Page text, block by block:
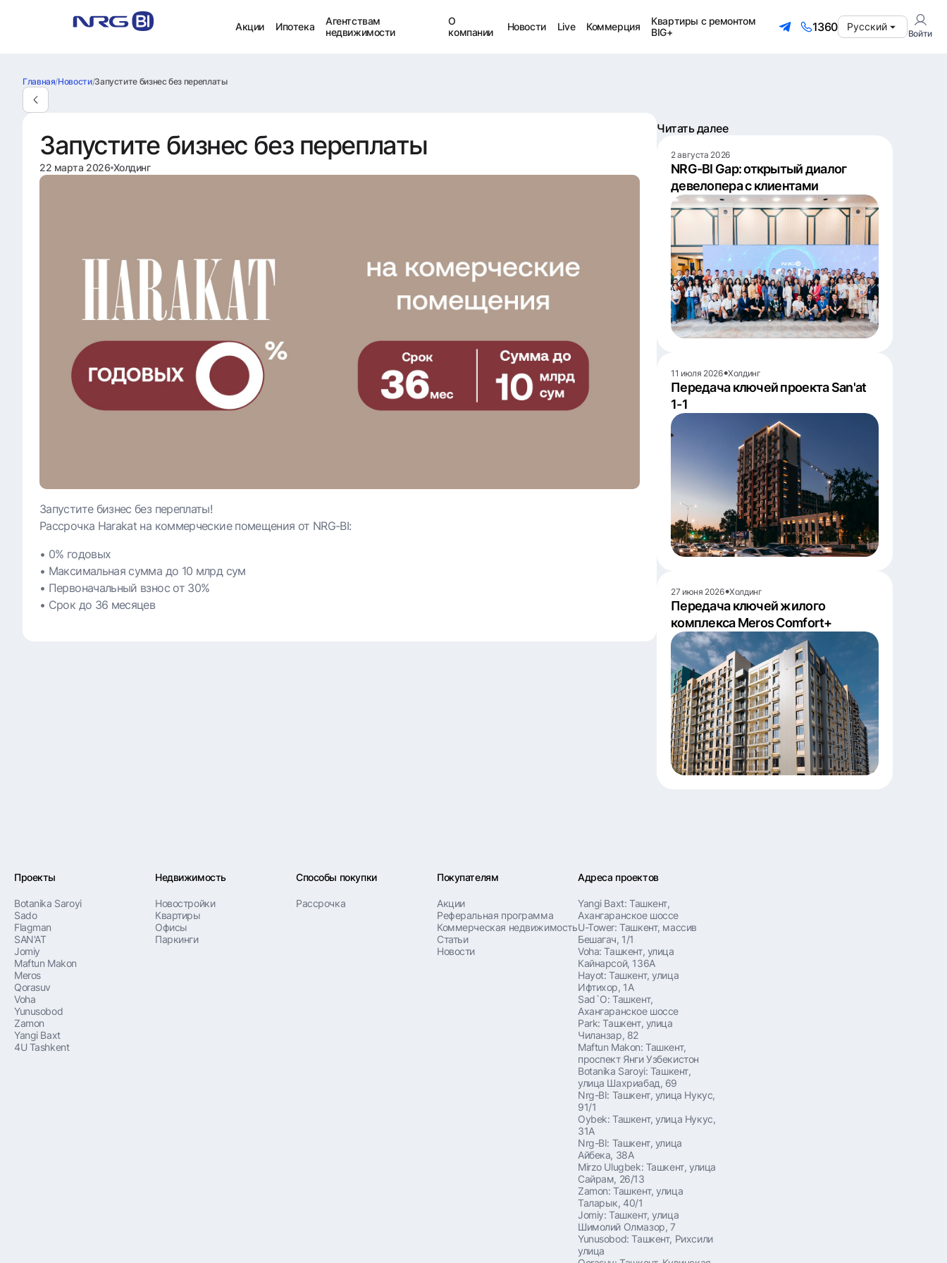
Акции Ипотека
Агентствам
недвижимости
О
компании
Новости Live Коммерция
Квартиры с ремонтом
BIG+
1360 Русский
Войти
Главная/Новости/Запустите бизнес без переплаты
Запустите бизнес без переплаты
22 марта 2026 Холдинг
Запустите бизнес без переплаты!
Рассрочка Harakat на коммерческие помещения от NRG-BI:
• 0% годовых
• Максимальная сумма до 10 млрд сум
• Первоначальный взнос от 30%
• Срок до 36 месяцев
Читать далее
2 августа 2026
NRG-BI Gap: открытый диалог
девелопера с клиентами
11 июля 2026•Холдинг
Передача ключей проекта San'at
1-1
27 июня 2026•Холдинг
Передача ключей жилого
комплекса Meros Comfort+
Проекты
Botanika Saroyi
Sado
Flagman
SAN'AT
Jomiy
Maftun Makon
Meros
Qorasuv
Voha
Yunusobod
Zamon
Yangi Baxt
4U Tashkent
Недвижимость
Новостройки
Квартиры
Офисы
Паркинги
Способы покупки
Рассрочка
Покупателям
Акции
Реферальная программа
Коммерческая недвижимость
Статьи
Новости
Адреса проектов
Yangi Baxt: Ташкент,
Ахангаранское шоссе
U-Tower: Ташкент, массив
Бешагач, 1/1
Voha: Ташкент, улица
Кайнарсой, 136А
Hayot: Ташкент, улица
Ифтихор, 1А
Sad`O: Ташкент,
Ахангаранское шоссе
Park: Ташкент, улица
Чиланзар, 82
Maftun Makon: Ташкент,
проспект Янги Узбекистон
Botanika Saroyi: Ташкент,
улица Шахриабад, 69
Nrg-BI: Ташкент, улица Нукус,
91/1
Oybek: Ташкент, улица Нукус,
31A
Nrg-BI: Ташкент, улица
Айбека, 38А
Mirzo Ulugbek: Ташкент, улица
Сайрам, 26/13
Zamon: Ташкент, улица
Таларык, 40/1
Jomiy: Ташкент, ​улица
Шимолий Олмазор, 7
Yunusobod: Ташкент, Рихсили
улица